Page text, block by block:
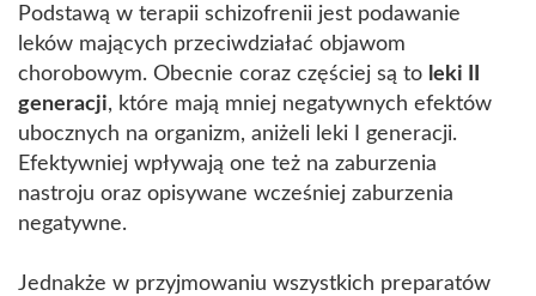
Podstawą w terapii schizofrenii jest podawanie
leków mających przeciwdziałać objawom
chorobowym. Obecnie coraz częściej są to leki II
generacji, które mają mniej negatywnych efektów
ubocznych na organizm, aniżeli leki I generacji.
Efektywniej wpływają one też na zaburzenia
nastroju oraz opisywane wcześniej zaburzenia
negatywne.
Jednakże w przyjmowaniu wszystkich preparatów